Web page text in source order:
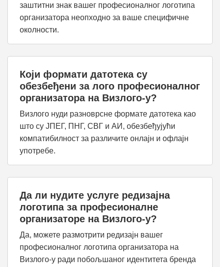
заштитни знак вашег професионалног логотипа
организатора неопходно за ваше специфичне
околности.
Који формати датотека су
обезбеђени за лого професионалног
организатора на Визлого-у?
Визлого нуди разноврсне формате датотека као
што су ЈПЕГ, ПНГ, СВГ и АИ, обезбеђујући
компатибилност за различите онлајн и офлајн
употребе.
Да ли нудите услуге редизајна
логотипа за професионалне
организаторе на Визлого-у?
Да, можете размотрити редизајн вашег
професионалног логотипа организатора на
Визлого-у ради побољшаног идентитета бренда